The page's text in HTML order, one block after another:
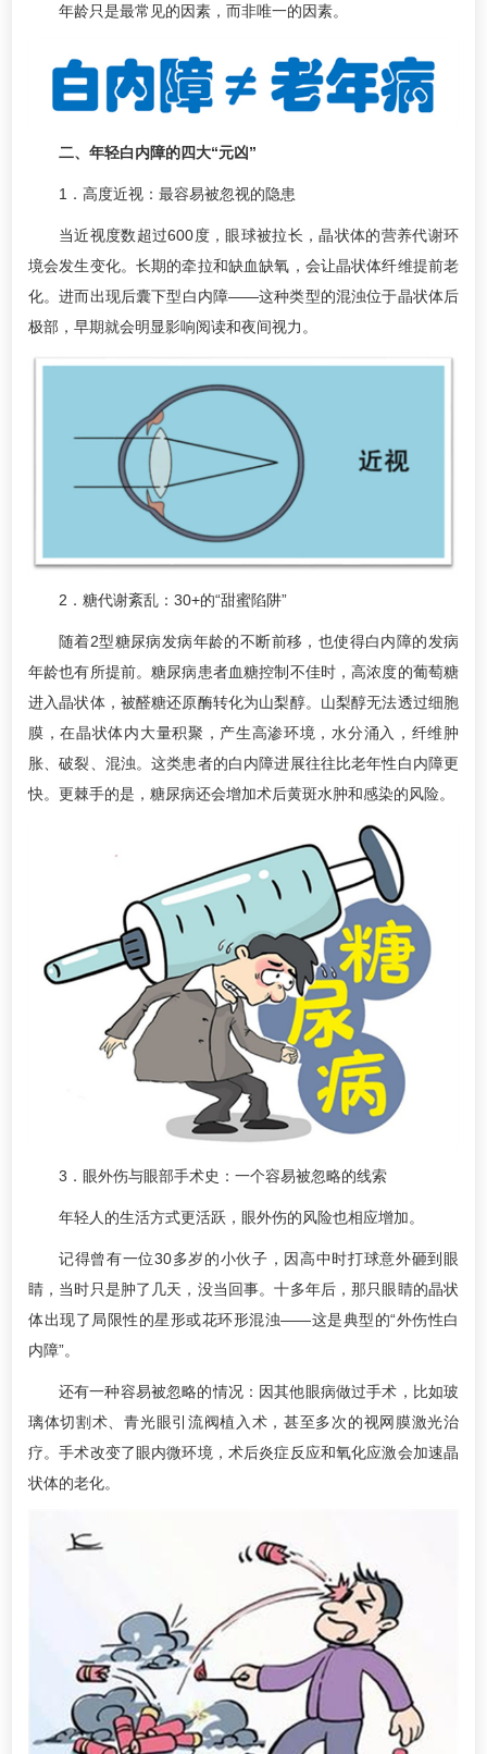
年龄只是最常见的因素，而非唯一的因素。
二、年轻白内障的四大“元凶”
1．高度近视：最容易被忽视的隐患
当近视度数超过600度，眼球被拉长，晶状体的营养代谢环
境会发生变化。长期的牵拉和缺血缺氧，会让晶状体纤维提前老
化。进而出现后囊下型白内障——这种类型的混浊位于晶状体后
极部，早期就会明显影响阅读和夜间视力。
2．糖代谢紊乱：30+的“甜蜜陷阱”
随着2型糖尿病发病年龄的不断前移，也使得白内障的发病
年龄也有所提前。糖尿病患者血糖控制不佳时，高浓度的葡萄糖
进入晶状体，被醛糖还原酶转化为山梨醇。山梨醇无法透过细胞
膜，在晶状体内大量积聚，产生高渗环境，水分涌入，纤维肿
胀、破裂、混浊。这类患者的白内障进展往往比老年性白内障更
快。更棘手的是，糖尿病还会增加术后黄斑水肿和感染的风险。
3．眼外伤与眼部手术史：一个容易被忽略的线索
年轻人的生活方式更活跃，眼外伤的风险也相应增加。
记得曾有一位30多岁的小伙子，因高中时打球意外砸到眼
睛，当时只是肿了几天，没当回事。十多年后，那只眼睛的晶状
体出现了局限性的星形或花环形混浊——这是典型的“外伤性白
内障”。
还有一种容易被忽略的情况：因其他眼病做过手术，比如玻
璃体切割术、青光眼引流阀植入术，甚至多次的视网膜激光治
疗。手术改变了眼内微环境，术后炎症反应和氧化应激会加速晶
状体的老化。